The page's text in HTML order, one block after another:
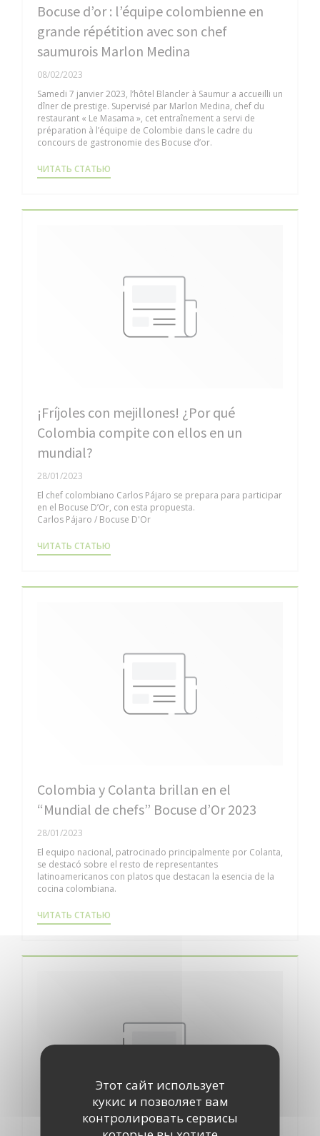
Этот сайт использует
кукис и позволяет вам
контролировать сервисы
Bocuse d’or : l’équipe colombienne en
grande répétition avec son chef
saumurois Marlon Medina
08/02/2023
Samedi 7 janvier 2023, l’hôtel Blancler à Saumur a accueilli un
dîner de prestige. Supervisé par Marlon Medina, chef du
restaurant « Le Masama », cet entraînement a servi de
préparation à l’équipe de Colombie dans le cadre du
concours de gastronomie des Bocuse d’or.
ЧИТАТЬ СТАТЬЮ
¡Fríjoles con mejillones! ¿Por qué
Colombia compite con ellos en un
mundial?
28/01/2023
El chef colombiano Carlos Pájaro se prepara para participar
en el Bocuse D’Or, con esta propuesta.
Carlos Pájaro / Bocuse D'Or
ЧИТАТЬ СТАТЬЮ
Colombia y Colanta brillan en el
“Mundial de chefs” Bocuse d’Or 2023
28/01/2023
El equipo nacional, patrocinado principalmente por Colanta,
se destacó sobre el resto de representantes
latinoamericanos con platos que destacan la esencia de la
cocina colombiana.
ЧИТАТЬ СТАТЬЮ